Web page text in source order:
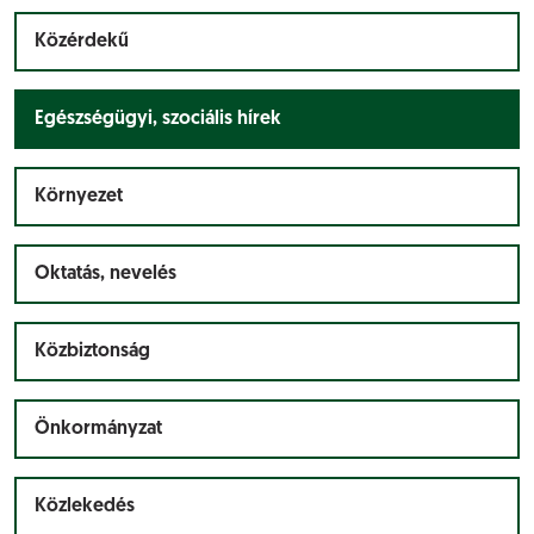
Közérdekű
Egészségügyi, szociális hírek
Környezet
Oktatás, nevelés
Közbiztonság
Önkormányzat
Közlekedés